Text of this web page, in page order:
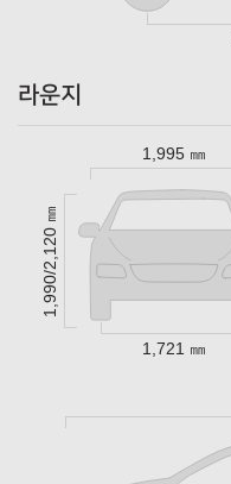
라운지
1,995 ㎜
1,990/2,120 ㎜
1,721 ㎜